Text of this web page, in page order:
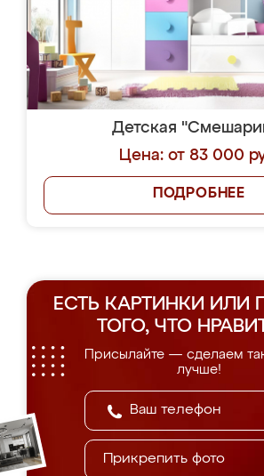
Детская
Цена: от 83 000
ПОДРОБНЕЕ
ЕСТЬ КАРТИНКИ ИЛИ
ТОГО, ЧТО
Присылайте — сделаем
лучше!
Прикрепить фото